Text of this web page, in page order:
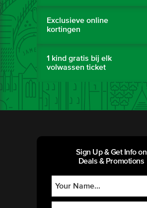
Exclusieve online
kortingen
1 kind gratis bij elk
volwassen ticket
Sign Up & Get Info on
Deals & Promotions